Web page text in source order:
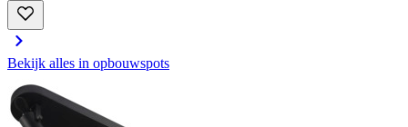
Bekijk alles in opbouwspots